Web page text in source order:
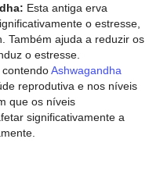
Esta antiga erva
o estresse,
Também ajuda a reduzir os
o estresse.
contendoAshwagandha
reprodutiva e nos níveis
que os níveis
significativamente a